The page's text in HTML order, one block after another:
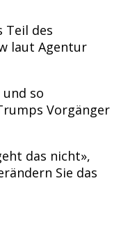
Teil des
laut Agentur
so
Vorgänger
das nicht»,
Sie das